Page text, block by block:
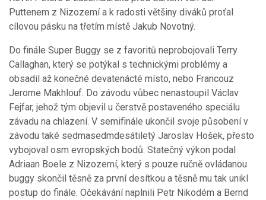
Puttenem z Nizozemí a k radosti většiny diváků proťal
cílovou pásku na třetím místě Jakub Novotný.
Do finále Super Buggy se z favoritů neprobojovali Terry
Callaghan, který se potýkal s technickými problémy a
obsadil až konečné devatenácté místo, nebo Francouz
Jerome Makhlouf. Do závodu vůbec nenastoupil Václav
Fejfar, jehož tým objevil u čerstvě postaveného speciálu
závadu na chlazení. V semifinále ukončil svoje působení v
závodu také sedmasedmdesátiletý Jaroslav Hošek, přesto
vybojoval osm evropských bodů. Statečný výkon podal
Adriaan Boele z Nizozemí, který s pouze ručně ovládanou
buggy skončil těsně za první desítkou a těsně mu tak unikl
postup do finále. Očekávání naplnili Petr Nikodém a Bernd